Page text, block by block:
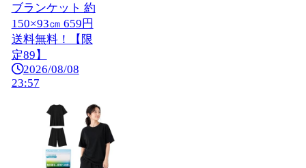
ブランケット 約
150×93㎝ 659円
送料無料！【限
定89】
2026/08/08
23:57